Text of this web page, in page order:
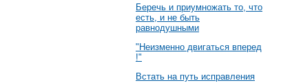
Беречь и приумножать то, что
есть, и не быть
равнодушными
"Неизменно двигаться вперед
!"
Встать на путь исправления